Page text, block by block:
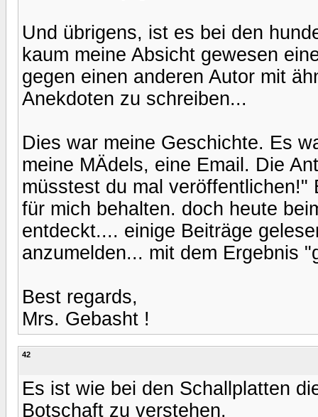
Und übrigens, ist es bei den
kaum meine Absicht gewesen
gegen einen anderen Autor mit
Anekdoten zu schreiben...
Dies war meine Geschichte. Es
meine MÄdels, eine Email. Die
müsstest du mal
für mich behalten. doch heute
entdeckt.... einige Beiträge
anzumelden... mit dem Ergebnis
Best regards,
Mrs. Gebasht !
42
Es ist wie bei den Schallplatten
Botschaft zu verstehen.